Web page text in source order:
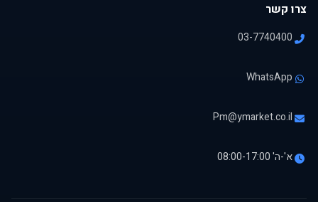
צרו קשר
03-7740400
WhatsApp
Pm@ymarket.co.il
א'-ה' 08:00-17:00